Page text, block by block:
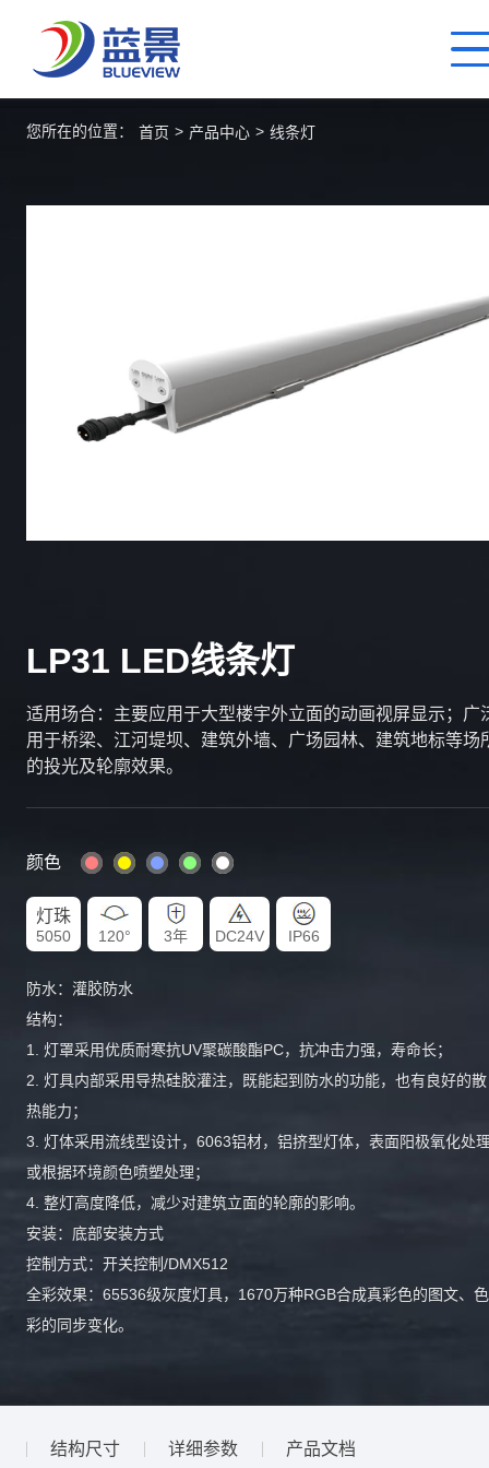
您所在的位置： 首页 > 产品中心 > 线条灯
LP31 LED线条灯
适用场合：主要应⽤于⼤型楼宇外⽴⾯的动画视屏显示；⼴
⽤于桥梁、江河堤坝、建筑外墙、⼴场园林、建筑地标等场
的投光及轮廓效果。
颜色
灯珠
5050 120° 3年 DC24V IP66
防⽔：灌胶防⽔
结构：
1. 灯罩采⽤优质耐寒抗UV聚碳酸酯PC，抗冲击⼒强，寿命⻓；
2. 灯具内部采⽤导热硅胶灌注，既能起到防⽔的功能，也有良好的散
热能⼒；
3. 灯体采⽤流线型设计，6063铝材，铝挤型灯体，表⾯阳极氧化处
或根据环境颜⾊喷塑处理；
4. 整灯⾼度降低，减少对建筑⽴⾯的轮廓的影响。
安装：底部安装⽅式
控制⽅式：开关控制/DMX512
全彩效果：65536级灰度灯具，1670万种RGB合成真彩⾊的图⽂、⾊
彩的同步变化。
结构尺寸 详细参数 产品文档